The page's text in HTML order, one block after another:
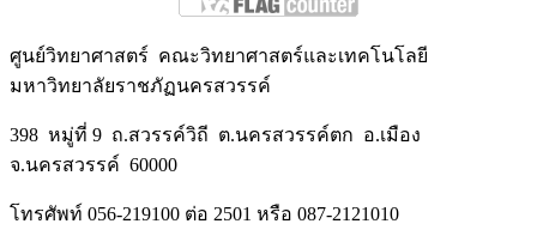
ศูนย์วิทยาศาสตร์ คณะวิทยาศาสตร์และเทคโนโลยี
มหาวิทยาลัยราชภัฏนครสวรรค์
398 หมู่ที่ 9 ถ.สวรรค์วิถี ต.นครสวรรค์ตก อ.เมือง
จ.นครสวรรค์ 60000
โทรศัพท์ 056-219100 ต่อ 2501 หรือ 087-2121010